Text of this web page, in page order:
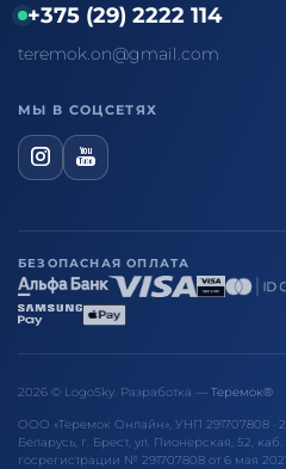
+375 (29) 2222 114
teremok.on@gmail.com
МЫ В СОЦСЕТЯХ
БЕЗОПАСНАЯ ОПЛАТА
2026 © LogoSky. Разработка — Теремок®
ООО «Теремок Онлайн», УНП 291707808 ·
Беларусь, г. Брест, ул. Пионерская, 52, каб.
госрегистрации № 291707808 от 6 мая